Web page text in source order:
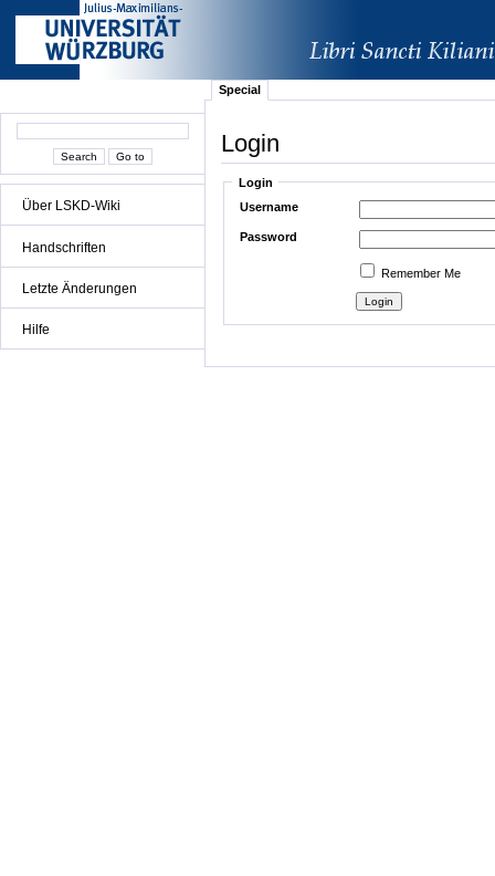
Über LSKD-Wiki
Handschriften
Letzte Änderungen
Hilfe
Special
Login
Login
Username
Password
Remember Me